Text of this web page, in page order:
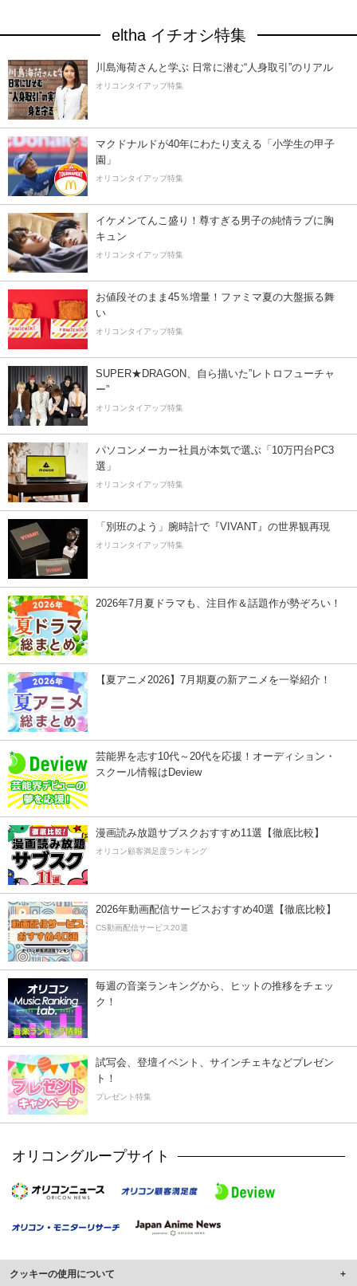
eltha イチオシ特集
川島海荷さんと学ぶ 日常に潜む“人身取引”のリアル
オリコンタイアップ特集
マクドナルドが40年にわたり支える「小学生の甲子
園」
オリコンタイアップ特集
イケメンてんこ盛り！尊すぎる男子の純情ラブに胸
キュン
オリコンタイアップ特集
お値段そのまま45％増量！ファミマ夏の大盤振る舞
い
オリコンタイアップ特集
SUPER★DRAGON、自ら描いた”レトロフューチャ
ー”
オリコンタイアップ特集
パソコンメーカー社員が本気で選ぶ「10万円台PC3
選」
オリコンタイアップ特集
「別班のよう」腕時計で『VIVANT』の世界観再現
オリコンタイアップ特集
2026年7月夏ドラマも、注目作＆話題作が勢ぞろい！
【夏アニメ2026】7月期夏の新アニメを一挙紹介！
芸能界を志す10代～20代を応援！オーディション・
スクール情報はDeview
漫画読み放題サブスクおすすめ11選【徹底比較】
オリコン顧客満足度ランキング
2026年動画配信サービスおすすめ40選【徹底比較】
CS動画配信サービス20選
毎週の音楽ランキングから、ヒットの推移をチェッ
ク！
試写会、登壇イベント、サインチェキなどプレゼン
ト！
プレゼント特集
オリコングループサイト
クッキーの使用について